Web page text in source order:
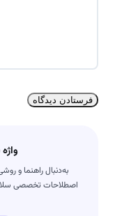
ه
به‌دنبال راهنما و
اصطلاحات تخصصی